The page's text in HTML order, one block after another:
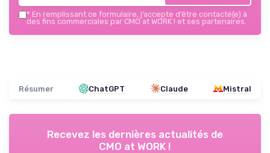
* En remplissant ce formulaire, j’accepte d’être contacté(e) à
des fins commerciales par CMO at WORK ! et ses partenaires.
Résumer ChatGPT Claude Mistral
Recevez les dernières actualités de
CMO at WORK !